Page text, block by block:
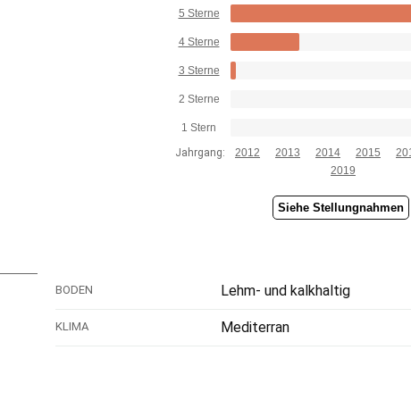
5 Sterne
4 Sterne
3 Sterne
2 Sterne
1 Stern
Jahrgang:
2012 2013 2014 2015
2019
Siehe Stellungnahmen
BODEN Lehm- und kalkhaltig
KLIMA Mediterran